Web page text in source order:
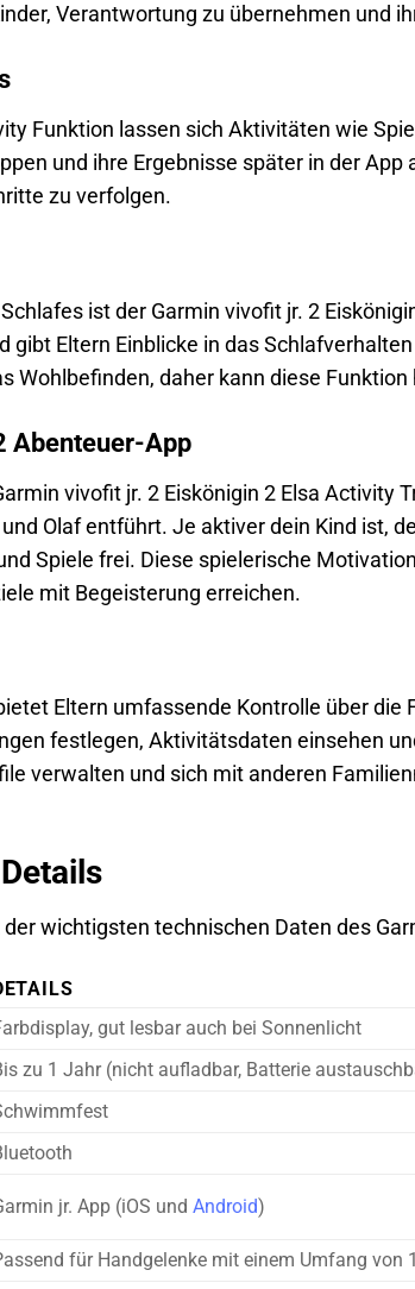
Verantwortung zu übernehmen und
Funktion lassen sich Aktivitäten wie
und ihre Ergebnisse später in der
zu verfolgen.
ist der Garmin vivofit jr. 2
gibt Eltern Einblicke in das
Wohlbefinden, daher kann diese
Abenteuer-App
vivofit jr. 2 Eiskönigin 2 Elsa Activity
Olaf entführt. Je aktiver dein Kind ist,
Spiele frei. Diese spielerische
mit Begeisterung erreichen.
Eltern umfassende Kontrolle über
festlegen, Aktivitätsdaten einsehen
verwalten und sich mit anderen
wichtigsten technischen Daten des
gut lesbar auch bei Sonnenlicht
zu 1 Jahr (nicht aufladbar, Batterie
jr. App (iOS und Android)
für Handgelenke mit einem Umfang